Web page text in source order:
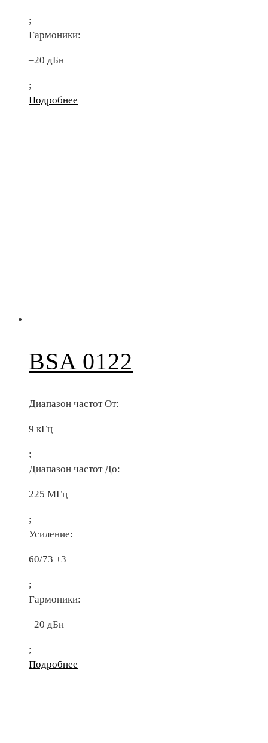
;
Гармоники:
–20 дБн
;
Подробнее
BSA 0122
Диапазон частот От:
9 кГц
;
Диапазон частот До:
225 МГц
;
Усиление:
60/73 ±3
;
Гармоники:
–20 дБн
;
Подробнее